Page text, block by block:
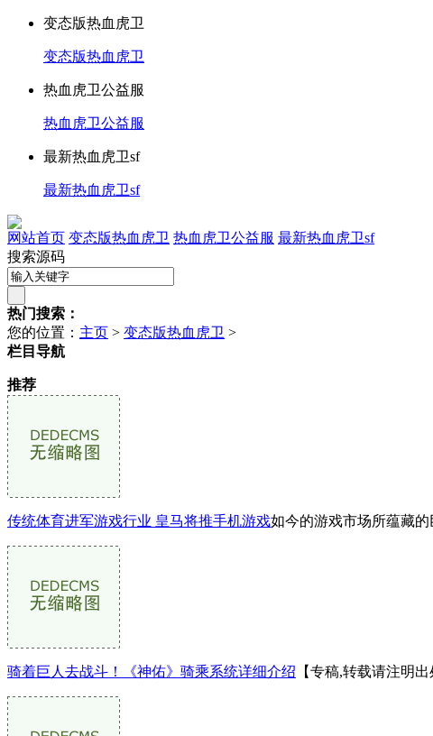
变态版热血虎卫
变态版热血虎卫
热血虎卫公益服
热血虎卫公益服
最新热血虎卫sf
最新热血虎卫sf
网站首页 变态版热血虎卫 热血虎卫公益服 最新热血虎卫sf
搜索源码
热门搜索：
您的位置： 主页 > 变态版热血虎卫 >
栏目导航
推荐
传统体育进军游戏行业 皇马将推手机游戏如今的游戏市场所蕴藏的
骑着巨人去战斗！《神佑》骑乘系统详细介绍 【专稿,转载请注明